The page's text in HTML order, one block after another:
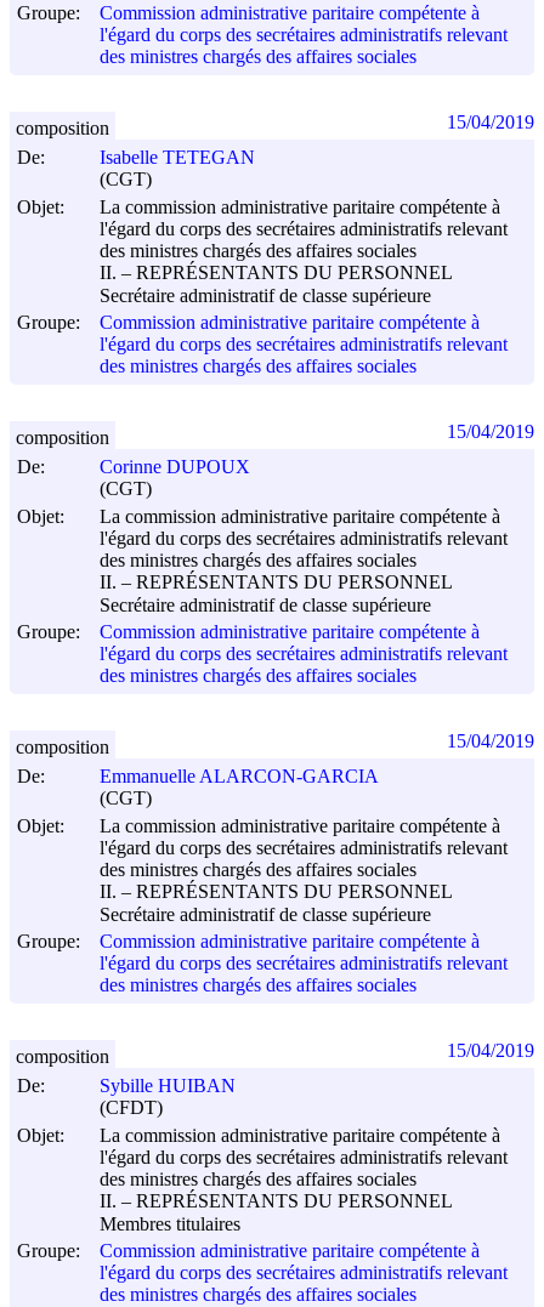
Groupe:
Commission administrative paritaire compétente à
l'égard du corps des secrétaires administratifs relevant
des ministres chargés des affaires sociales
De:
Isabelle TETEGAN
(CGT)
Objet:
La commission administrative paritaire compétente à
l'égard du corps des secrétaires administratifs relevant
des ministres chargés des affaires sociales
II. – REPRÉSENTANTS DU PERSONNEL
Secrétaire administratif de classe supérieure
Groupe:
Commission administrative paritaire compétente à
l'égard du corps des secrétaires administratifs relevant
des ministres chargés des affaires sociales
composition 15/04/2019
De:
Corinne DUPOUX
(CGT)
Objet:
La commission administrative paritaire compétente à
l'égard du corps des secrétaires administratifs relevant
des ministres chargés des affaires sociales
II. – REPRÉSENTANTS DU PERSONNEL
Secrétaire administratif de classe supérieure
Groupe:
Commission administrative paritaire compétente à
l'égard du corps des secrétaires administratifs relevant
des ministres chargés des affaires sociales
composition 15/04/2019
De:
Emmanuelle ALARCON-GARCIA
(CGT)
Objet:
La commission administrative paritaire compétente à
l'égard du corps des secrétaires administratifs relevant
des ministres chargés des affaires sociales
II. – REPRÉSENTANTS DU PERSONNEL
Secrétaire administratif de classe supérieure
Groupe:
Commission administrative paritaire compétente à
l'égard du corps des secrétaires administratifs relevant
des ministres chargés des affaires sociales
composition 15/04/2019
De:
Sybille HUIBAN
(CFDT)
Objet:
La commission administrative paritaire compétente à
l'égard du corps des secrétaires administratifs relevant
des ministres chargés des affaires sociales
II. – REPRÉSENTANTS DU PERSONNEL
Membres titulaires
Groupe:
Commission administrative paritaire compétente à
l'égard du corps des secrétaires administratifs relevant
des ministres chargés des affaires sociales
composition 15/04/2019